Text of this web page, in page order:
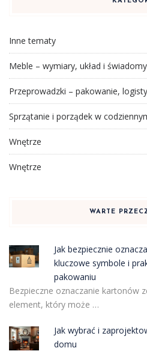
Inne tematy
Meble – wymiary, układ i
Przeprowadzki – pakowanie,
Sprzątanie i porządek w
Wnętrze
Wnętrze
WARTE
Jak bezpiecznie
kluczowe symbole i
pakowaniu
Bezpieczne oznaczanie kartonów
element, który może …
Jak wybrać i
domu